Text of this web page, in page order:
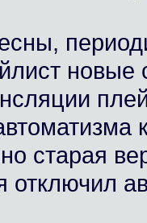
новые
старая
отключил